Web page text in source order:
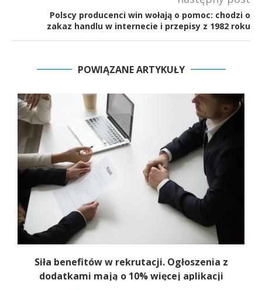
Polscy producenci win wołają o pomoc: chodzi o
zakaz handlu w internecie i przepisy z 1982 roku
POWIĄZANE ARTYKUŁY
Siła benefitów w rekrutacji. Ogłoszenia z
dodatkami mają o 10% więcej aplikacji